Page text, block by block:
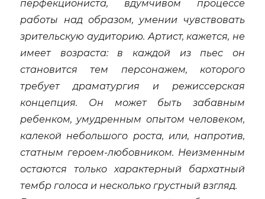
перфекциониста, вдумчивом процессе
работы над образом, умении чувствовать
зрительскую аудиторию. Артист, кажется, не
имеет возраста: в каждой из пьес он
становится тем персонажем, которого
требует драматургия и режиссерская
концепция. Он может быть забавным
ребенком, умудренным опытом человеком,
калекой небольшого роста, или, напротив,
статным героем-любовником. Неизменным
остаются только характерный бархатный
тембр голоса и несколько грустный взгляд.